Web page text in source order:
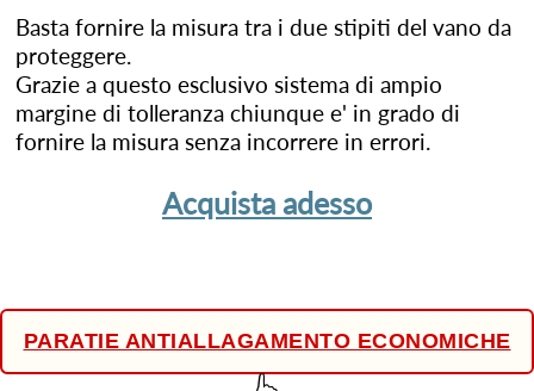
Basta fornire la misura tra i due stipiti del vano da
proteggere.
Grazie a questo esclusivo sistema di ampio
margine di tolleranza chiunque e' in grado di
fornire la misura senza incorrere in errori.
Acquista adesso
PARATIE ANTIALLAGAMENTO ECONOMICHE
👆